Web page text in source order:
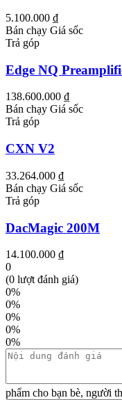
5.100.000 ₫
Bán chạy Giá sốc
Trả góp
Edge NQ
138.600.000 ₫
Bán chạy Giá sốc
Trả góp
CXN V2
33.264.000 ₫
Bán chạy Giá sốc
Trả góp
DacMagic 200M
14.100.000 ₫
0
(0 lượt đánh giá)
0%
0%
0%
0%
0%
phẩm cho bạn bè, người